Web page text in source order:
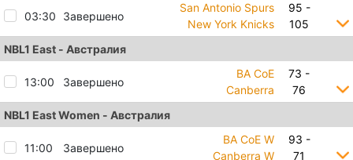
03:30 Завершено
San Antonio Spurs
New York Knicks
95 -
105
NBL1 East - Австралия
13:00 Завершено
BA CoE
Canberra
73 -
76
NBL1 East Women - Австралия
11:00 Завершено
BA CoE W
Canberra W
93 -
71